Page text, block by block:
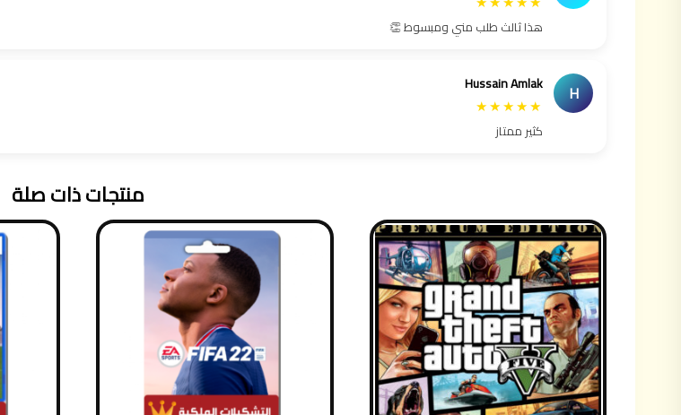
هذا ثالث طلب مني ومبسوط 👏
H
Hussain Amlak
★★★★★
كثير ممتاز
منتجات ذات صلة